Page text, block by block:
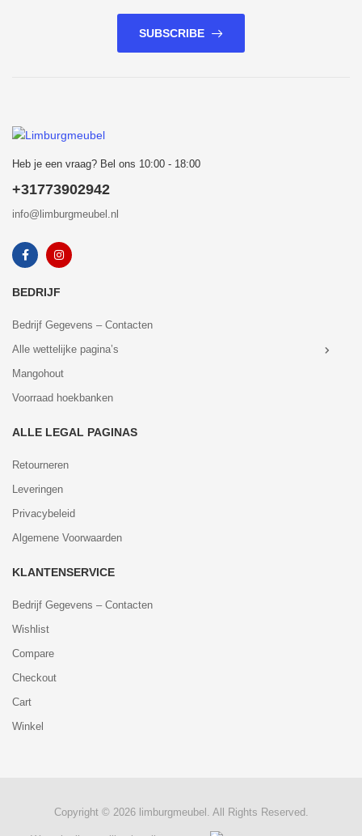
SUBSCRIBE
Heb je een vraag? Bel ons 10:00 - 18:00
+31773902942
info@limburgmeubel.nl
BEDRIJF
Bedrijf Gegevens – Contacten
Alle wettelijke pagina’s
Mangohout
Voorraad hoekbanken
ALLE LEGAL PAGINAS
Retourneren
Leveringen
Privacybeleid
Algemene Voorwaarden
KLANTENSERVICE
Bedrijf Gegevens – Contacten
Wishlist
Compare
Checkout
Cart
Winkel
Copyright © 2026 limburgmeubel. All Rights Reserved.